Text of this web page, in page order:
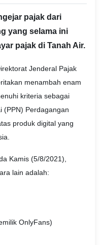
pajak dari
yang selama ini
pajak di Tanah Air.
Jenderal Pajak
menambah enam
kriteria sebagai
(PPN) Perdagangan
produk digital yang
Kamis (5/8/2021),
lain adalah:
OnlyFans)